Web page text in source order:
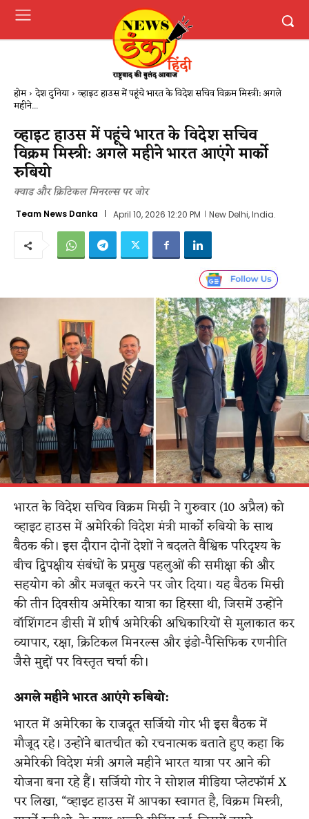
होम देश दुनिया व्हाइट हाउस में पहूंचे भारत के विदेश सचिव विक्रम मिस्त्री: अगले
महीने...
व्हाइट हाउस में पहूंचे भारत के विदेश सचिव
विक्रम मिस्त्री: अगले महीने भारत आएंगे मार्को
रुबियो
क्वाड और क्रिटिकल मिनरल्स पर जोर
Team News Danka April 10, 2026 12:20 PM New Delhi, India.
भारत के विदेश सचिव विक्रम मिस्री ने गुरुवार (10 अप्रैल) को
व्हाइट हाउस में अमेरिकी विदेश मंत्री मार्को रुबियो के साथ
बैठक की। इस दौरान दोनों देशों ने बदलते वैश्विक परिदृश्य के
बीच द्विपक्षीय संबंधों के प्रमुख पहलुओं की समीक्षा की और
सहयोग को और मजबूत करने पर जोर दिया। यह बैठक मिस्री
की तीन दिवसीय अमेरिका यात्रा का हिस्सा थी, जिसमें उन्होंने
वॉशिंगटन डीसी में शीर्ष अमेरिकी अधिकारियों से मुलाकात कर
व्यापार, रक्षा, क्रिटिकल मिनरल्स और इंडो-पैसिफिक रणनीति
जैसे मुद्दों पर विस्तृत चर्चा की।
अगले महीने भारत आएंगे रुबियो:
भारत में अमेरिका के राजदूत सर्जियो गोर भी इस बैठक में
मौजूद रहे। उन्होंने बातचीत को रचनात्मक बताते हुए कहा कि
अमेरिकी विदेश मंत्री अगले महीने भारत यात्रा पर आने की
योजना बना रहे हैं। सर्जियो गोर ने सोशल मीडिया प्लेटफॉर्म X
पर लिखा, “व्हाइट हाउस में आपका स्वागत है, विक्रम मिस्त्री,